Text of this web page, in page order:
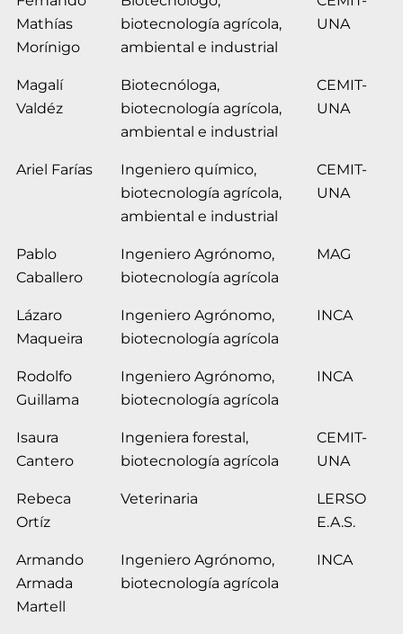
Mathías
Morínigo
biotecnología agrícola,
ambiental e industrial
UNA
Magalí
Valdéz
Biotecnóloga,
biotecnología agrícola,
ambiental e industrial
CEMIT-
UNA
Ariel Farías
Ingeniero químico,
biotecnología agrícola,
ambiental e industrial
CEMIT-
UNA
Pablo
Caballero
Ingeniero Agrónomo,
biotecnología agrícola
MAG
Lázaro
Maqueira
Ingeniero Agrónomo,
biotecnología agrícola
INCA
Rodolfo
Guillama
Ingeniero Agrónomo,
biotecnología agrícola
INCA
Isaura
Cantero
Ingeniera forestal,
biotecnología agrícola
CEMIT-
UNA
Rebeca
Ortíz
Veterinaria
LERSO
E.A.S.
Armando
Armada
Martell
Ingeniero Agrónomo,
biotecnología agrícola
INCA